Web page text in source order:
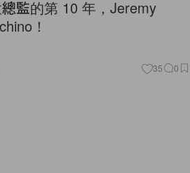
監的第 10 年，Jeremy
！
35 0